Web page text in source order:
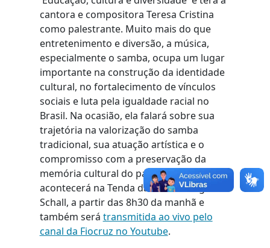
cantora e compositora Teresa Cristina
como palestrante. Muito mais do que
entretenimento e diversão, a música,
especialmente o samba, ocupa um lugar
importante na construção da identidade
cultural, no fortalecimento de vínculos
sociais e luta pela igualdade racial no
Brasil. Na ocasião, ela falará sobre sua
trajetória na valorização do samba
tradicional, sua atuação artística e o
compromisso com a preservação da
memória cultural do país. A aula
acontecerá na Tenda da Ciência Virginia
Schall, a partir das 8h30 da manhã e
também será transmitida ao vivo pelo
canal da Fiocruz no Youtube.